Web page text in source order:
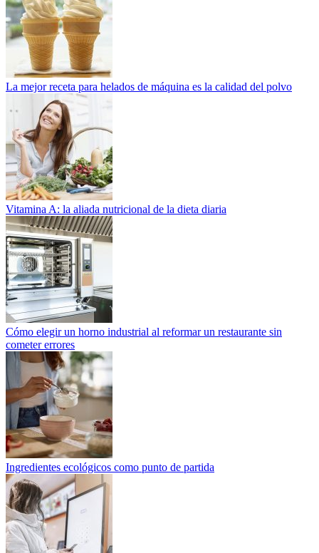
La mejor receta para helados de máquina es la calidad del polvo
Vitamina A: la aliada nutricional de la dieta diaria
Cómo elegir un horno industrial al reformar un restaurante sin
cometer errores
Ingredientes ecológicos como punto de partida